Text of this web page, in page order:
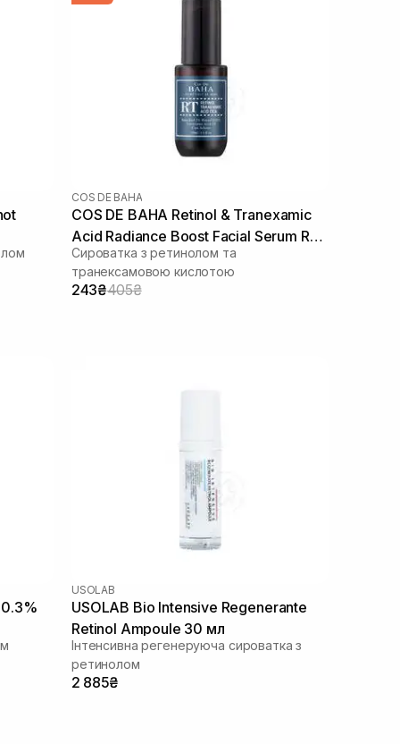
COS DE BAHA
COS DE BAHA Retinol & Tranexamic
Acid Radiance Boost Facial Serum RT
30 мл
Сироватка з ретинолом та
транексамовою кислотою
243₴405₴
USOLAB
USOLAB Bio Intensive Regenerante
Retinol Ampoule 30 мл
Інтенсивна регенеруюча сироватка з
ретинолом
2 885₴